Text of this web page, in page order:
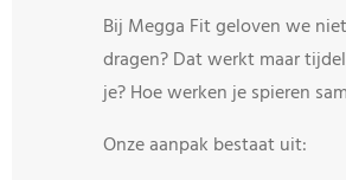
Bij Megga Fit geloven we
dragen? Dat werkt maar
je? Hoe werken je spieren
Onze aanpak bestaat uit: